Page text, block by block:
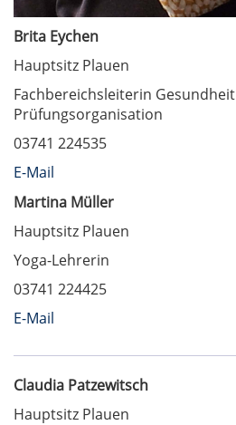
Brita Eychen
Hauptsitz Plauen
Fachbereichsleiterin Gesundheit
Prüfungsorganisation
03741 224535
E-Mail
Martina Müller
Hauptsitz Plauen
Yoga-Lehrerin
03741 224425
E-Mail
Claudia Patzewitsch
Hauptsitz Plauen